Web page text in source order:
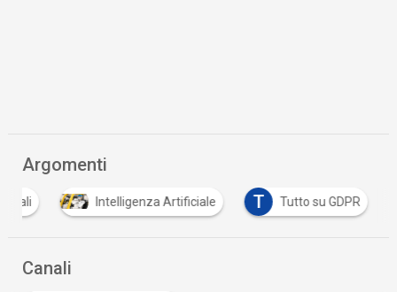
Argomenti
Intelligenza Artificiale T Tutto su GDPR
Canali